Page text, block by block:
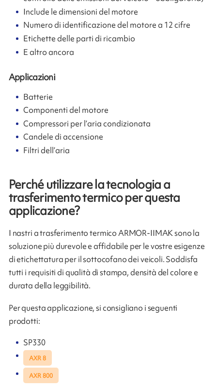
Include le dimensioni del motore
Numero di identificazione del motore a 12 cifre
Etichette delle parti di ricambio
E altro ancora
Applicazioni
Batterie
Componenti del motore
Compressori per l’aria condizionata
Candele di accensione
Filtri dell’aria
Perché utilizzare la tecnologia a
trasferimento termico per questa
applicazione?
I nastri a trasferimento termico ARMOR-IIMAK sono la
soluzione più durevole e affidabile per le vostre esigenze
di etichettatura per il sottocofano dei veicoli. Soddisfa
tutti i requisiti di qualità di stampa, densità del colore e
durata della leggibilità.
Per questa applicazione, si consigliano i seguenti
prodotti:
SP330
AXR 8
AXR 800